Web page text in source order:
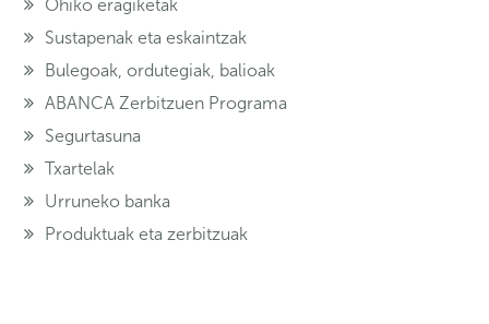
Ohiko eragiketak
Sustapenak eta eskaintzak
Bulegoak, ordutegiak, balioak
ABANCA Zerbitzuen Programa
Segurtasuna
Txartelak
Urruneko banka
Produktuak eta zerbitzuak